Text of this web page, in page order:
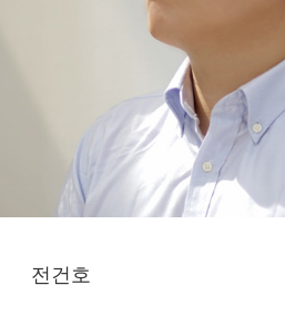
전건호